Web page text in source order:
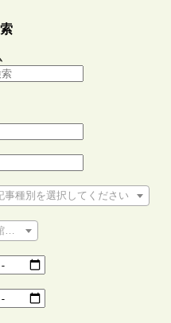
事種別を選択してください
を選択してください